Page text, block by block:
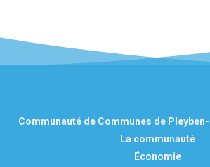
Communauté de Communes de
La communauté
Économie